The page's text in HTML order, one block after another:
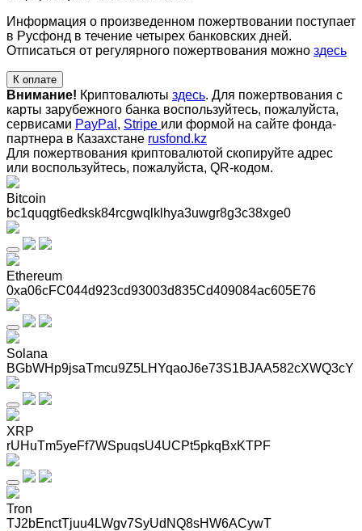
Информация о произведенном пожертвовании поступает
в Русфонд в течение четырех банковских дней.
Отписаться от регулярного пожертвования можно здесь
К оплате
Внимание! Криптовалюты здесь. Для пожертвования с
карты зарубежного банка воспользуйтесь, пожалуйста,
сервисами PayPal , Stripe или формой на сайте фонда-
партнера в Казахстане rusfond.kz
Для пожертвования криптовалютой скопируйте адрес
или воспользуйтесь, пожалуйста, QR-кодом.
Bitcoin
bc1quqgt6edksk84rcgwqlklhya3uwgr8g3c38xge0
Ethereum
0xa06cFC044d923cd93003d835Cd409084ac605E76
Solana
BGbWHp9jsaTmcu9Z5LHYqaoJ6e73S1BJAA582cXWQ3cY
XRP
rUHuTm5yeFf7WSpuqsU4UCPt5pkqBxKTPF
Tron
TJ2bEnctTjuu4LWgv7SyUdNQ8sHW6ACywT